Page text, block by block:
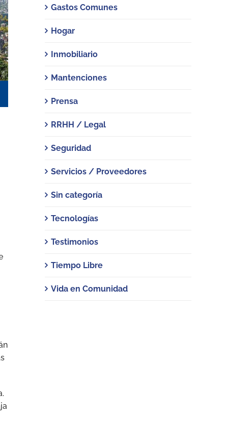
Gastos Comunes
Hogar
Inmobiliario
Mantenciones
Prensa
RRHH / Legal
Seguridad
Servicios / Proveedores
Sin categoría
Tecnologías
Testimonios
Tiempo Libre
Vida en Comunidad